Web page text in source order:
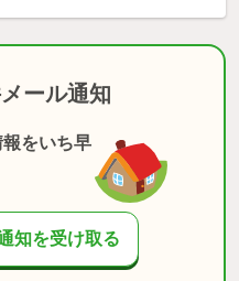
ール通知
をいち早
知を受け取る